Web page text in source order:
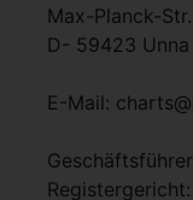
Max-Planck-
D- 59423 Unna
E-Mail: